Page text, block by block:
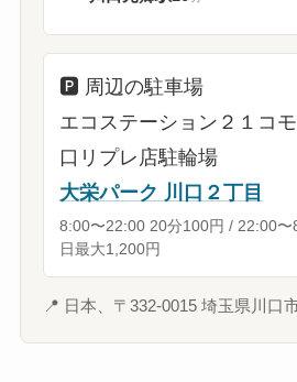
🅿️ 周辺の駐車場
エコステーション２１コ
口リプレ店駐輪場
大栄パーク 川口２丁目
8:00〜22:00 20分100円 / 22:00〜
日最大1,200円
📍 日本、〒332-0015 埼玉県川口